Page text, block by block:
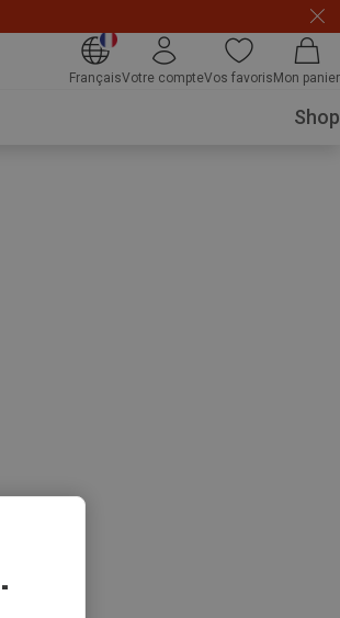
FrançaisVotre compteVos favoris Mon panier
Shop